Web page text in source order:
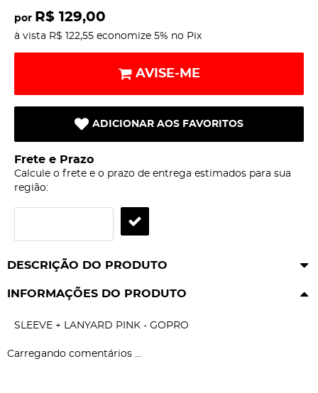
por R$ 129,00
à vista R$ 122,55 economize 5% no Pix
AVISE-ME
ADICIONAR AOS FAVORITOS
Frete e Prazo
Calcule o frete e o prazo de entrega estimados para sua
região:
DESCRIÇÃO DO PRODUTO
INFORMAÇÕES DO PRODUTO
SLEEVE + LANYARD PINK - GOPRO
Carregando comentários ...